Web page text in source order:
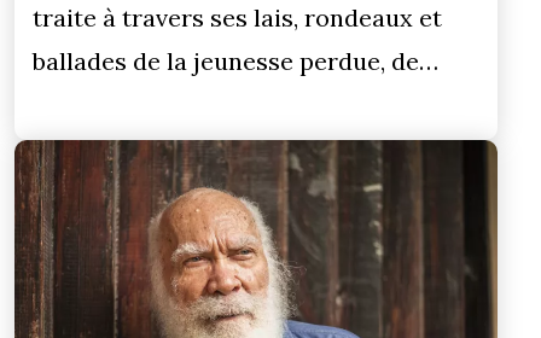
traite à travers ses lais, rondeaux et
ballades de la jeunesse perdue, de…